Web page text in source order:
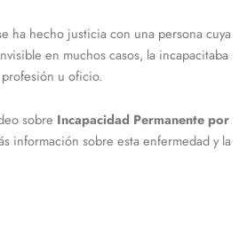
ha hecho justicia con una persona cuya
en muchos casos, la incapacitaba
u oficio.
sobre Incapacidad Permanente por
información sobre esta enfermedad y la